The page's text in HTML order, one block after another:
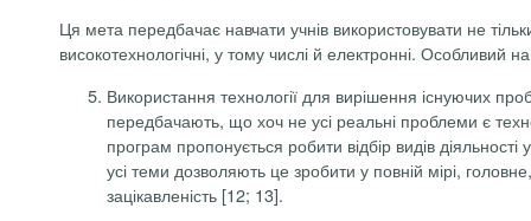
Ця мета передбачає навчати учнів використовувати не
високотехнологічні, у тому числі й електронні. Особливий
Використання технології для вирішення існуючих
передбачають, що хоч не усі реальні проблеми є
програм пропонується робити відбір видів
усі теми дозволяють це зробити у повній мірі,
зацікавленість [12; 13].